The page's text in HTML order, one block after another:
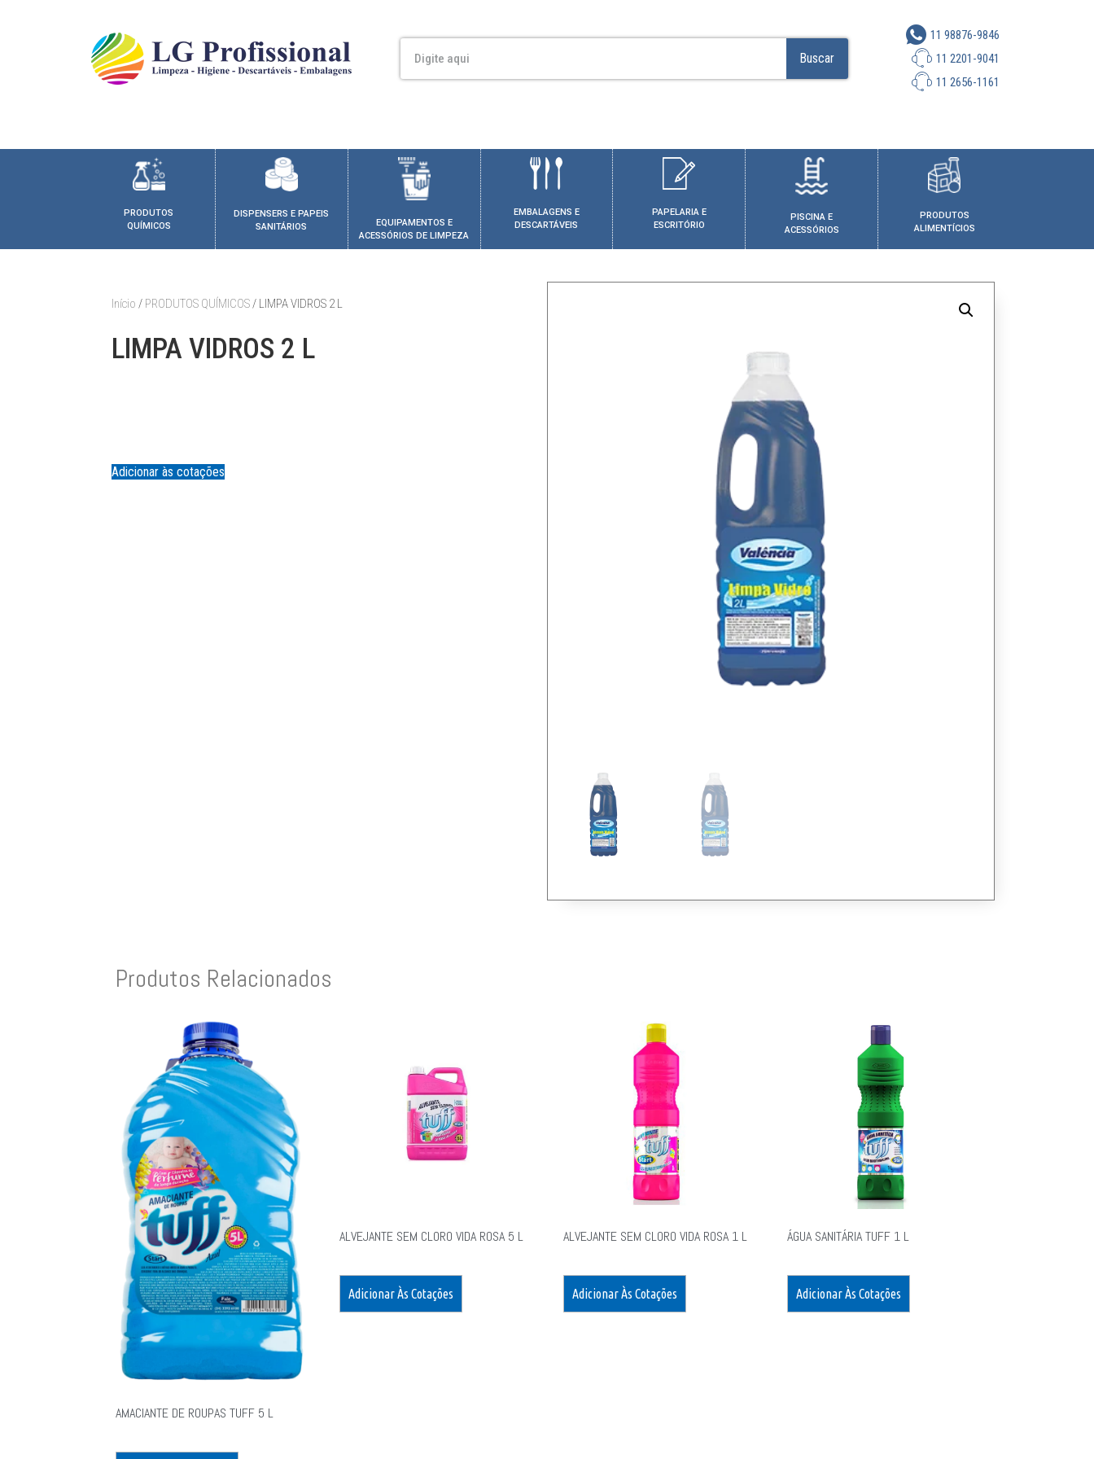
Buscar
11 98876-9846
11 2201-9041
11 2656-1161
PRODUTOS
QUÍMICOS
DISPENSERS E PAPEIS
SANITÁRIOS
EQUIPAMENTOS E
ACESSÓRIOS DE LIMPEZA
EMBALAGENS E
DESCARTÁVEIS
PAPELARIA E
ESCRITÓRIO
PISCINA E
ACESSÓRIOS
PRODUTOS
ALIMENTÍCIOS
Início / PRODUTOS QUÍMICOS/ LIMPA VIDROS 2 L
LIMPA VIDROS 2 L
Adicionar às cotações
Produtos Relacionados
AMACIANTE DE ROUPAS TUFF 5 L
ALVEJANTE SEM CLORO VIDA ROSA 5 L
Adicionar Às Cotações
ALVEJANTE SEM CLORO VIDA ROSA 1 L
Adicionar Às Cotações
ÁGUA SANITÁRIA TUFF 1 L
Adicionar Às Cotações